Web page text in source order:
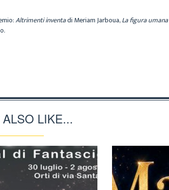
Altrimenti inventadi Meriam Jarboua,La figura umana
LIKE...